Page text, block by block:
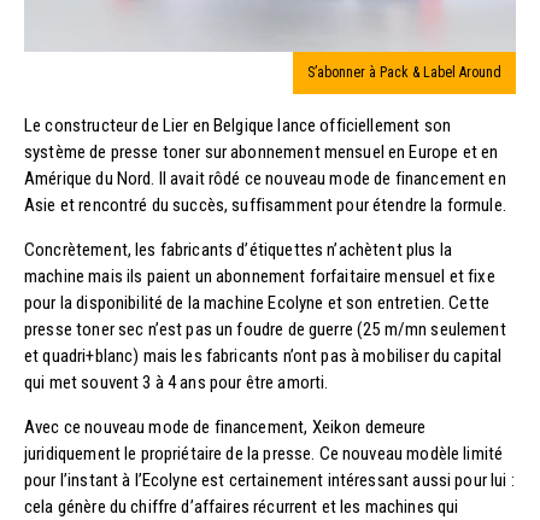
S’abonner à Pack & Label Around
Le constructeur de Lier en Belgique lance officiellement son
système de presse toner sur abonnement mensuel en Europe et en
Amérique du Nord. Il avait rôdé ce nouveau mode de financement en
Asie et rencontré du succès, suffisamment pour étendre la formule.
Concrètement, les fabricants d’étiquettes n’achètent plus la
machine mais ils paient un abonnement forfaitaire mensuel et fixe
pour la disponibilité de la machine Ecolyne et son entretien. Cette
presse toner sec n’est pas un foudre de guerre (25 m/mn seulement
et quadri+blanc) mais les fabricants n’ont pas à mobiliser du capital
qui met souvent 3 à 4 ans pour être amorti.
Avec ce nouveau mode de financement, Xeikon demeure
juridiquement le propriétaire de la presse. Ce nouveau modèle limité
pour l’instant à l’Ecolyne est certainement intéressant aussi pour lui :
cela génère du chiffre d’affaires récurrent et les machines qui